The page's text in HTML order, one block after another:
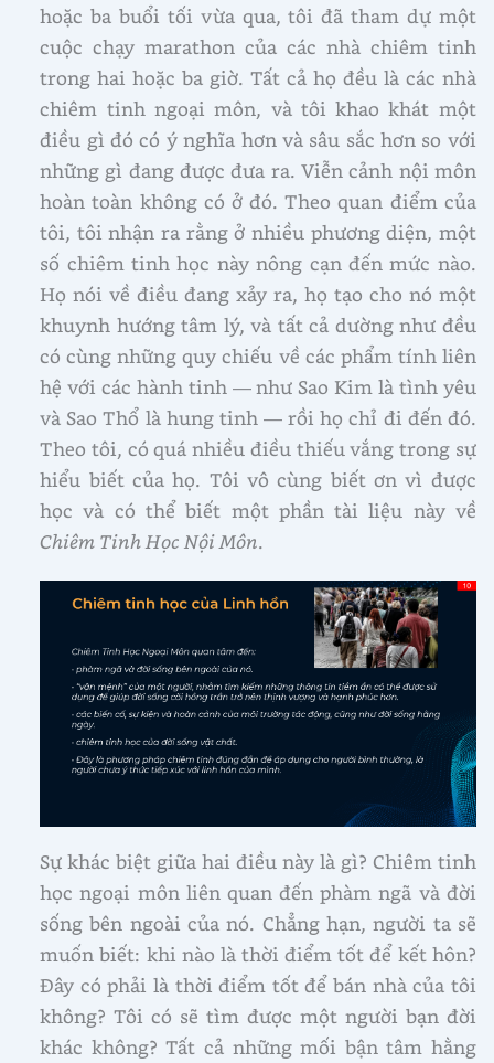
hoặc ba buổi tối vừa qua, tôi đã tham dự một
cuộc chạy marathon của các nhà chiêm tinh
trong hai hoặc ba giờ. Tất cả họ đều là các nhà
chiêm tinh ngoại môn, và tôi khao khát một
điều gì đó có ý nghĩa hơn và sâu sắc hơn so với
những gì đang được đưa ra. Viễn cảnh nội môn
hoàn toàn không có ở đó. Theo quan điểm của
tôi, tôi nhận ra rằng ở nhiều phương diện, một
số chiêm tinh học này nông cạn đến mức nào.
Họ nói về điều đang xảy ra, họ tạo cho nó một
khuynh hướng tâm lý, và tất cả dường như đều
có cùng những quy chiếu về các phẩm tính liên
hệ với các hành tinh — như Sao Kim là tình yêu
và Sao Thổ là hung tinh — rồi họ chỉ đi đến đó.
Theo tôi, có quá nhiều điều thiếu vắng trong sự
hiểu biết của họ. Tôi vô cùng biết ơn vì được
học và có thể biết một phần tài liệu này về
Chiêm Tinh Học Nội Môn.
Sự khác biệt giữa hai điều này là gì? Chiêm tinh
học ngoại môn liên quan đến phàm ngã và đời
sống bên ngoài của nó. Chẳng hạn, người ta sẽ
muốn biết: khi nào là thời điểm tốt để kết hôn?
Đây có phải là thời điểm tốt để bán nhà của tôi
không? Tôi có sẽ tìm được một người bạn đời
khác không? Tất cả những mối bận tâm hằng